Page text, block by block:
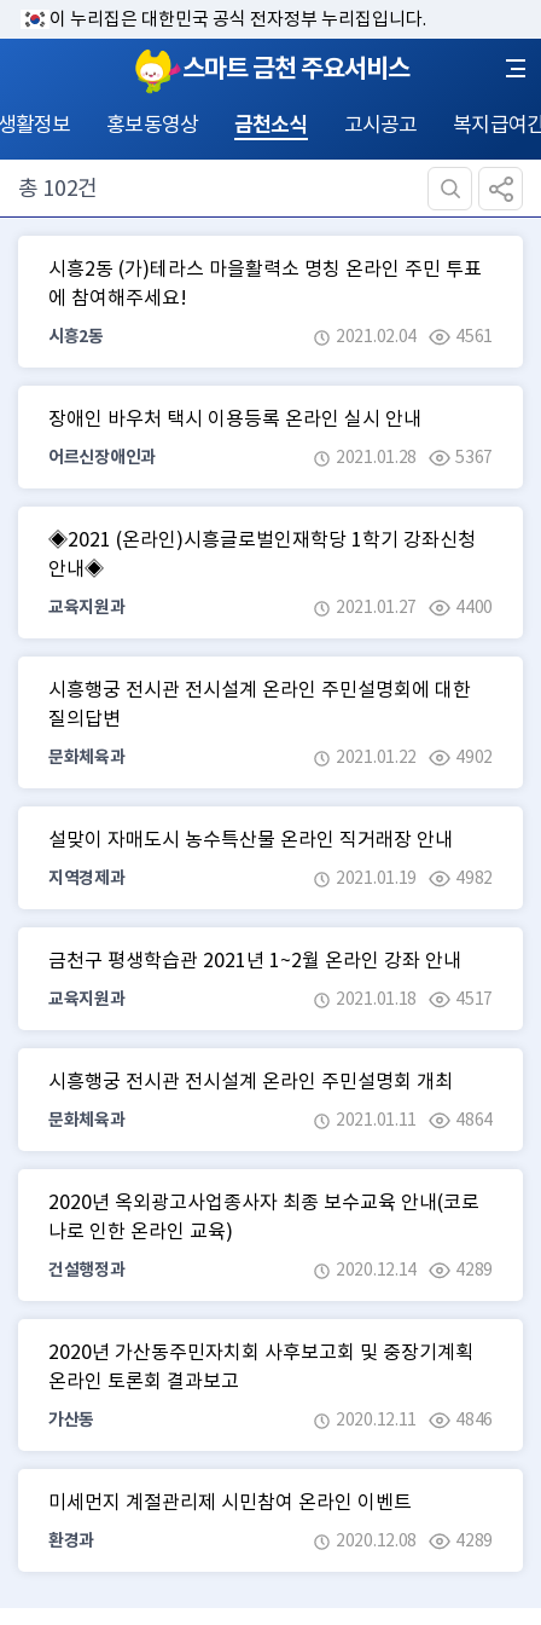
이 누리집은 대한민국 공식 전자정부 누리집입니다.
스마트 금천 주요서비스
활정보 홍보동영상 금천소식 고시공고 복지급여
총 102건
시흥2동 (가)테라스 마을활력소 명칭 온라인 주민 투표
에 참여해주세요!
시흥2동 2021.02.04 4561
장애인 바우처 택시 이용등록 온라인 실시 안내
어르신장애인과 2021.01.28 5367
◈2021 (온라인)시흥글로벌인재학당 1학기 강좌신청
안내◈
교육지원과 2021.01.27 4400
시흥행궁 전시관 전시설계 온라인 주민설명회에 대한
질의답변
문화체육과 2021.01.22 4902
설맞이 자매도시 농수특산물 온라인 직거래장 안내
지역경제과 2021.01.19 4982
금천구 평생학습관 2021년 1~2월 온라인 강좌 안내
교육지원과 2021.01.18 4517
시흥행궁 전시관 전시설계 온라인 주민설명회 개최
문화체육과 2021.01.11 4864
2020년 옥외광고사업종사자 최종 보수교육 안내(코로
나로 인한 온라인 교육)
건설행정과 2020.12.14 4289
2020년 가산동주민자치회 사후보고회 및 중장기계획
온라인 토론회 결과보고
가산동 2020.12.11 4846
미세먼지 계절관리제 시민참여 온라인 이벤트
환경과 2020.12.08 4289